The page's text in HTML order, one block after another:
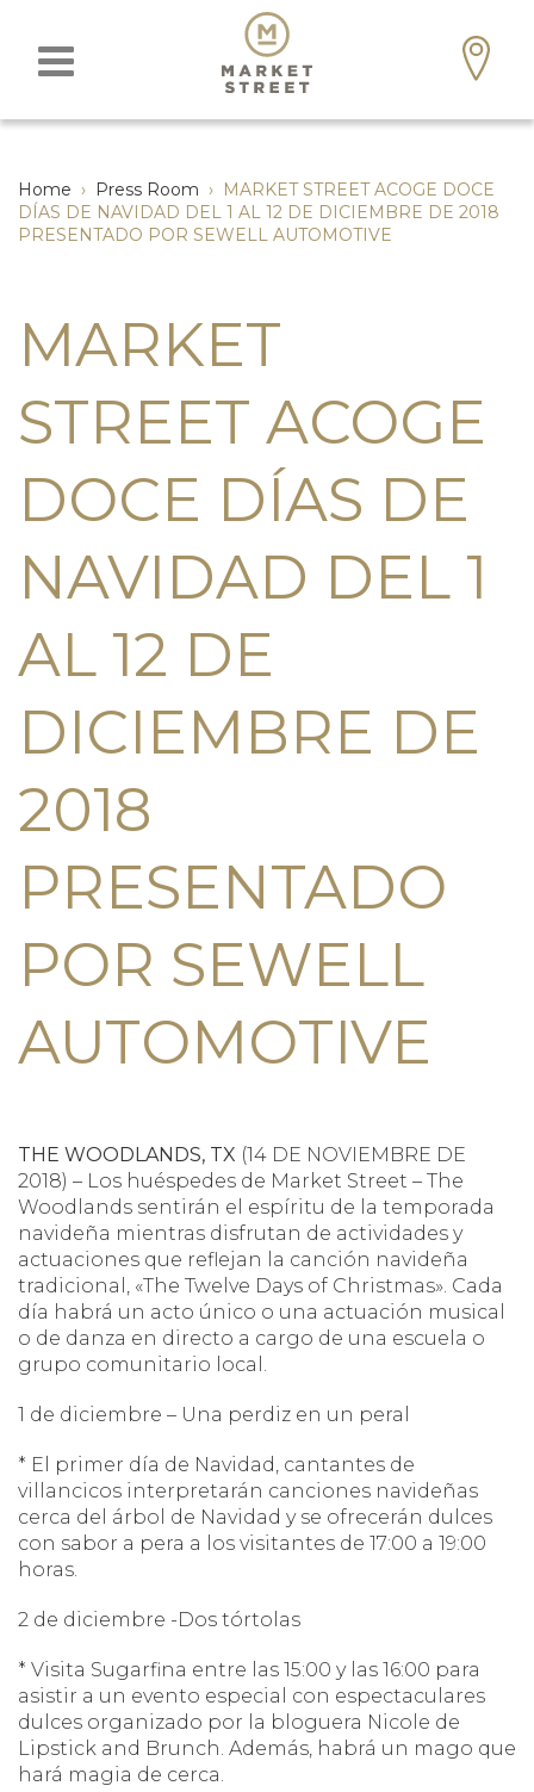
Home › Press Room › MARKET STREET ACOGE DOCE
DÍAS DE NAVIDAD DEL 1 AL 12 DE DICIEMBRE DE 2018
PRESENTADO POR SEWELL AUTOMOTIVE
MARKET
STREET ACOGE
DOCE DÍAS DE
NAVIDAD DEL 1
AL 12 DE
DICIEMBRE DE
2018
PRESENTADO
POR SEWELL
AUTOMOTIVE
THE WOODLANDS, TX (14 DE NOVIEMBRE DE
2018) – Los huéspedes de Market Street – The
Woodlands sentirán el espíritu de la temporada
navideña mientras disfrutan de actividades y
actuaciones que reflejan la canción navideña
tradicional, «The Twelve Days of Christmas». Cada
día habrá un acto único o una actuación musical
o de danza en directo a cargo de una escuela o
grupo comunitario local.
1 de diciembre – Una perdiz en un peral
* El primer día de Navidad, cantantes de
villancicos interpretarán canciones navideñas
cerca del árbol de Navidad y se ofrecerán dulces
con sabor a pera a los visitantes de 17:00 a 19:00
horas.
2 de diciembre -Dos tórtolas
* Visita Sugarfina entre las 15:00 y las 16:00 para
asistir a un evento especial con espectaculares
dulces organizado por la bloguera Nicole de
Lipstick and Brunch. Además, habrá un mago que
hará magia de cerca.